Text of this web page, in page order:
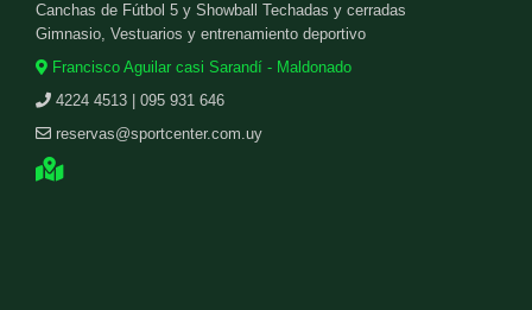
Canchas de Fútbol 5 y Showball Techadas y cerradas
Gimnasio, Vestuarios y entrenamiento deportivo
Francisco Aguilar casi Sarandí - Maldonado
4224 4513 | 095 931 646
reservas@sportcenter.com.uy